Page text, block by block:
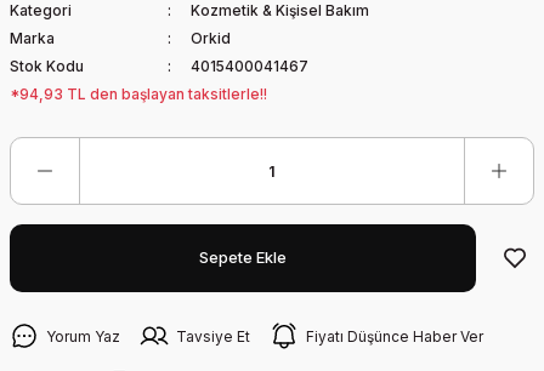
Kategori
Kozmetik & Kişisel Bakım
Marka
Orkid
Stok Kodu
4015400041467
*94,93 TL den başlayan taksitlerle!!
Sepete Ekle
Yorum Yaz Tavsiye Et Fiyatı Düşünce Haber Ver